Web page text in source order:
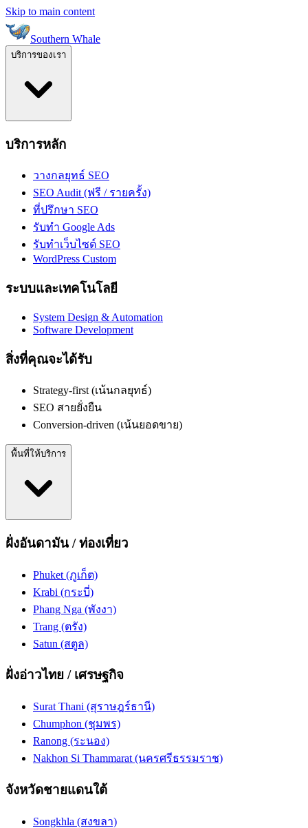
Skip to main content
Southern Whale
บริการของเรา
บริการหลัก
วางกลยุทธ์ SEO
SEO Audit (ฟรี / รายครั้ง)
ที่ปรึกษา SEO
รับทำ Google Ads
รับทำเว็บไซต์ SEO
WordPress Custom
ระบบและเทคโนโลยี
System Design & Automation
Software Development
สิ่งที่คุณจะได้รับ
Strategy-first (เน้นกลยุทธ์)
SEO สายยั่งยืน
Conversion-driven (เน้นยอดขาย)
พื้นที่ให้บริการ
ฝั่งอันดามัน / ท่องเที่ยว
Phuket (ภูเก็ต)
Krabi (กระบี่)
Phang Nga (พังงา)
Trang (ตรัง)
Satun (สตูล)
ฝั่งอ่าวไทย / เศรษฐกิจ
Surat Thani (สุราษฎร์ธานี)
Chumphon (ชุมพร)
Ranong (ระนอง)
Nakhon Si Thammarat (นครศรีธรรมราช)
จังหวัดชายแดนใต้
Songkhla (สงขลา)